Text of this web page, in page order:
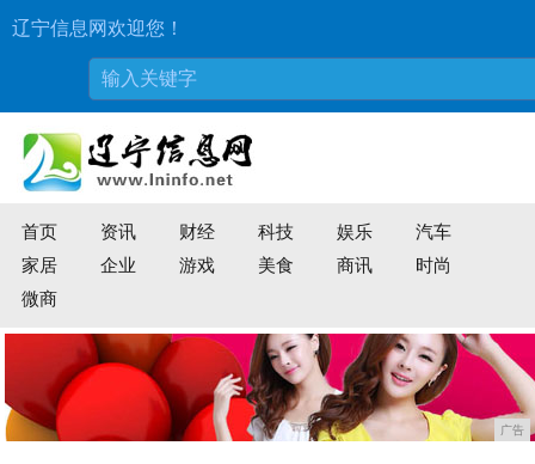
辽宁信息网欢迎您！
首页 资讯 财经 科技 娱乐
汽车
家居
企业 游戏 美食 商讯
时尚
微商
广告